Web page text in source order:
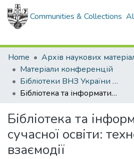
Communities & Collections
Home
Матеріали конференцій
Бібліотеки ВНЗ України у процесі імплементації Закону "Про вищу освіту" та інформатизації суспільства
Бібліотека та інформатизація сучасної освіти: технологія взаємодії
Бібліотека та
сучасної освіти:
взаємодії